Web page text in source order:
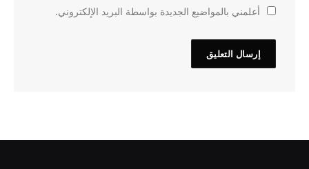
أعلمني بالمواضيع الجديدة بواسطة البريد الإلكتروني.